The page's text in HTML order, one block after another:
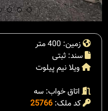
زمین: 400 متر
سند: ثبتی
ویلا نیم پیلوت
اتاق خواب: سه
کد ملک: 25766